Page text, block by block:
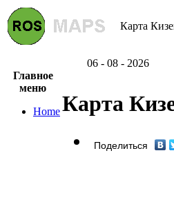
Карта
06 - 08 - 2026
Главное
меню
HomeКарта
Поделиться